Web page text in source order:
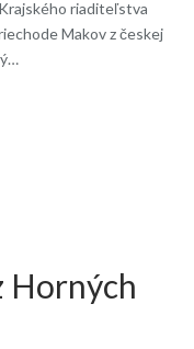
riaditeľstva
Makov z českej
Horných